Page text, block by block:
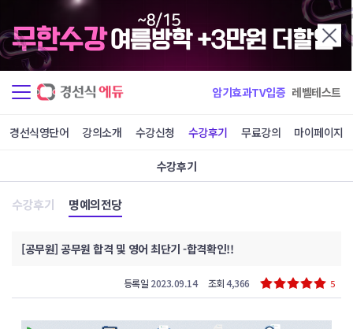
암기효과TV입증 레벨테스트
경선식영단어 강의소개 수강신청 수강후기 무료강의 마이페이지
수강후기
수강후기 명예의전당
[공무원] 공무원 합격 및 영어 최단기 -합격확인!!
등록일 2023.09.14 조회4,366 5